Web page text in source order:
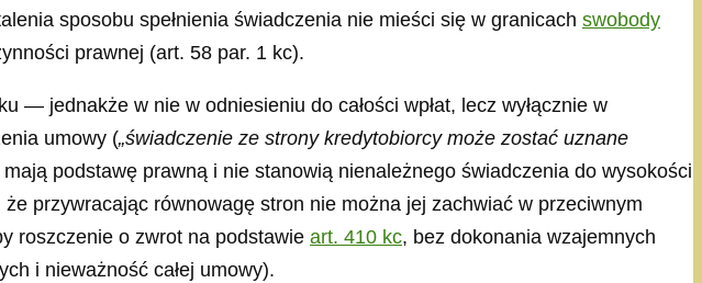
sposobu spełnienia świadczenia nie mieści się w granicach swobody
prawnej (art. 58 par. 1 kc).
— jednakże w nie w odniesieniu do całości wpłat, lecz wyłącznie w
umowy („świadczenie ze strony kredytobiorcy może zostać uznane
mają podstawę prawną i nie stanowią nienależnego świadczenia do wysokości
że przywracając równowagę stron nie można jej zachwiać w przeciwnym
roszczenie o zwrot na podstawie art. 410 kc, bez dokonania wzajemnych
i nieważność całej umowy).